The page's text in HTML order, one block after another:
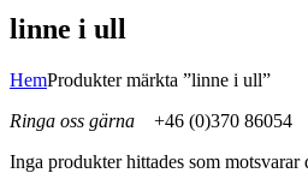
linne i ull
HemProdukter märkta ”linne i ull”
Ringa oss gärna
+46 (0)370 86054
Inga produkter hittades som motsvarar